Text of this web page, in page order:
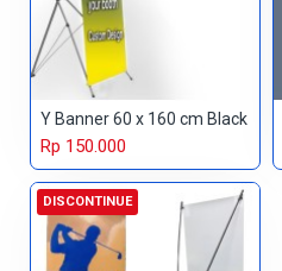
Y Banner 60 x 160 cm Black
Rp 150.000
DISCONTINUE